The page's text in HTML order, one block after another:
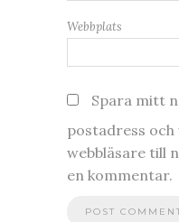
Webbplats
Spara mitt
postadress och
webbläsare till
en kommentar.